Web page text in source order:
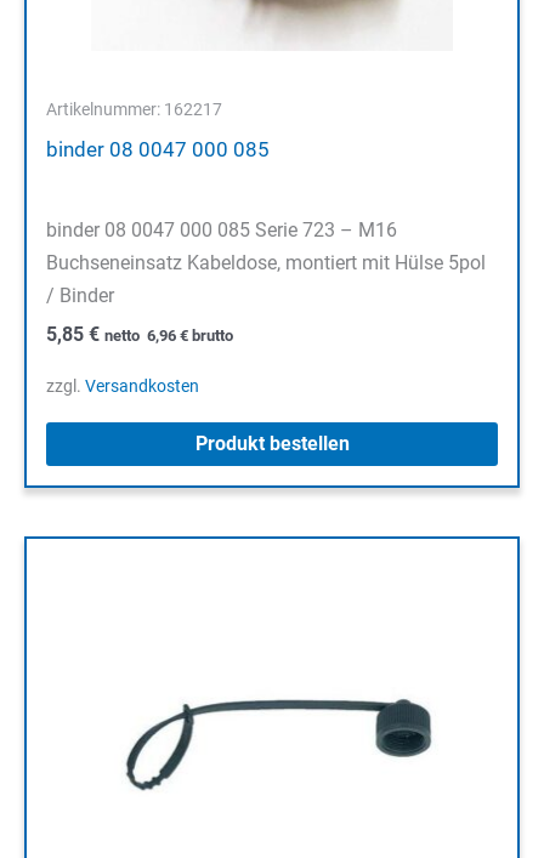
Artikelnummer: 162217
binder 08 0047 000 085
binder 08 0047 000 085 Serie 723 – M16
Buchseneinsatz Kabeldose, montiert mit Hülse 5pol
/ Binder
5,85 € netto 6,96 € brutto
zzgl. Versandkosten
Produkt bestellen